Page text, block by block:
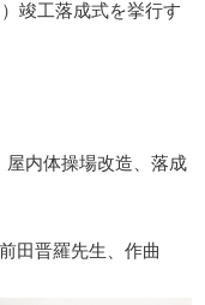
竣工落成式を挙行す
内体操場改造、落成
田晋羅先生、作曲